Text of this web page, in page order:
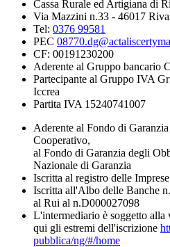
Cassa Rurale ed Artigiana di
Via Mazzini n.33 - 46017
Tel: 0376 99581
PEC
CF: 00191230200
Aderente al Gruppo bancario
Partecipante al Gruppo IVA
Iccrea
Partita IVA 15240741007
Aderente al Fondo di
Cooperativo,
al Fondo di Garanzia degli
Nazionale di Garanzia
Iscritta al registro delle
Iscritta all'Albo delle Banche
al Rui al n.D000027098
L'intermediario è soggetto alla
qui gli estremi dell'iscrizione
pubblica/ng/#/home